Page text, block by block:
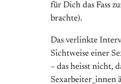
für Dich das Fass
brachte).
Das verlinkte
Sichtweise einer
– das heisst nicht,
Sexarbeiter_innen